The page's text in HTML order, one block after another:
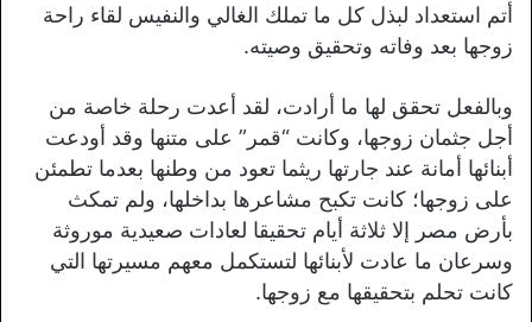
أتم استعداد لبذل كل ما تملك الغالي والنفيس لقاء راحة
زوجها بعد وفاته وتحقيق وصيته.
وبالفعل تحقق لها ما أرادت، لقد أعدت رحلة خاصة من
أجل جثمان زوجها، وكانت “قمر” على متنها وقد أودعت
أبنائها أمانة عند جارتها ريثما تعود من وطنها بعدما تطمئن
على زوجها؛ كانت تكبح مشاعرها بداخلها، ولم تمكث
بأرض مصر إلا ثلاثة أيام تحقيقا لعادات صعيدية موروثة
وسرعان ما عادت لأبنائها لتستكمل معهم مسيرتها التي
كانت تحلم بتحقيقها مع زوجها.